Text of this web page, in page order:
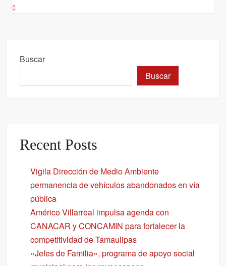
Buscar
Buscar
Recent Posts
Vigila Dirección de Medio Ambiente
permanencia de vehículos abandonados en vía
pública
Américo Villarreal impulsa agenda con
CANACAR y CONCAMIN para fortalecer la
competitividad de Tamaulipas
«Jefes de Familia», programa de apoyo social